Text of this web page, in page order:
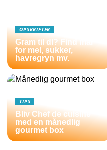
OPSKRIFTER
Gram til dl? Find mål
for mel, sukker,
havregryn mv.
TIPS
Bliv Chef de cuisine
med en månedlig
gourmet box